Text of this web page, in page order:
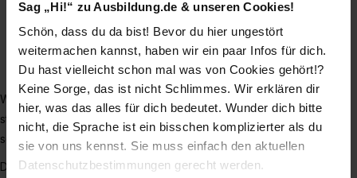
Sag „Hi!“ zu Ausbildung.de & unseren Cookies!
Schön, dass du da bist! Bevor du hier ungestört
weitermachen kannst, haben wir ein paar Infos für dich.
Du hast vielleicht schon mal was von Cookies gehört!?
Keine Sorge, das ist nicht Schlimmes. Wir erklären dir
hier, was das alles für dich bedeutet. Wunder dich bitte
nicht, die Sprache ist ein bisschen komplizierter als du
sie von uns kennst. Sie muss einfach den aktuellen
Datenschutzbestimmungen gerecht werden.
Bürgerhaus
Kindertagesstätten
Sport- und Freizeitpark
Wertstoffhof
Wir setzen uns für eine chancengerechte Arbeitswelt ein,
stehen für Vielfalt und Toleranz, für ein weltoffenes und
soziales Miteinander.
Diese Vorteile hat es für Sie, wenn Sie sich für uns